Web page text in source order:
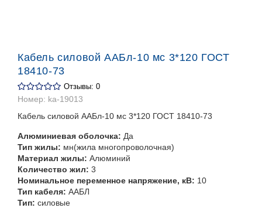
Кабель силовой ААБл-10 мс 3*120 ГОСТ
18410-73
Отзывы: 0
Номер: ka-19013
Кабель силовой ААБл-10 мс 3*120 ГОСТ 18410-73
Алюминиевая оболочка: Да
Тип жилы: мн(жила многопроволочная)
Материал жилы: Алюминий
Количество жил: 3
Номинальное переменное напряжение, кВ: 10
Тип кабеля: ААБЛ
Тип: силовые